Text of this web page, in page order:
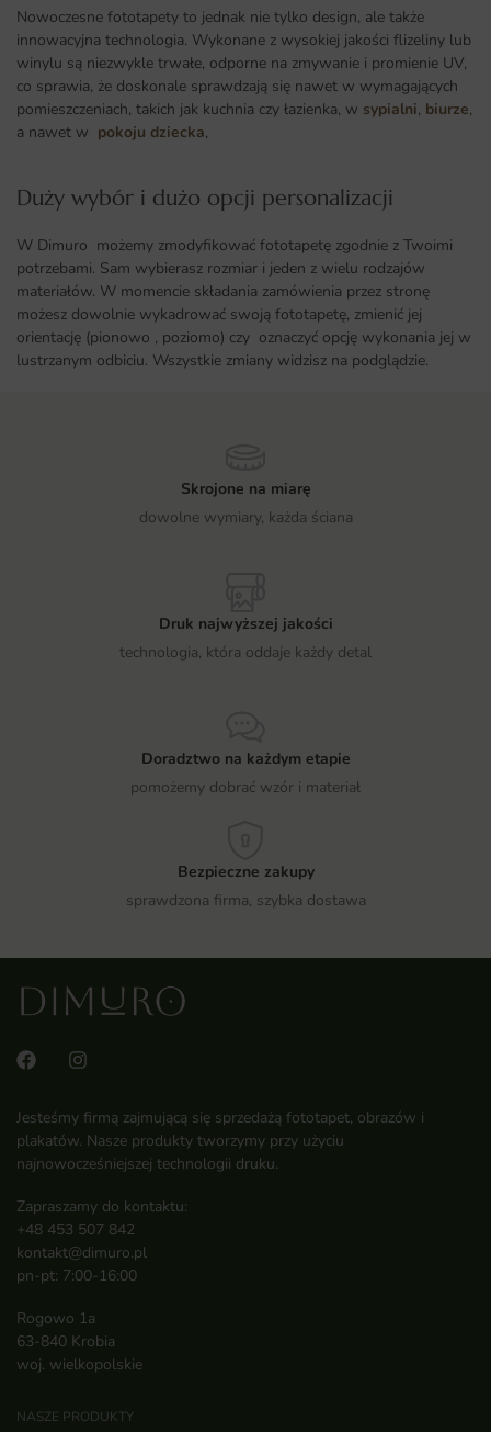
Nowoczesne fototapety to jednak nie tylko design, ale także
innowacyjna technologia. Wykonane z wysokiej jakości flizeliny lub
winylu są niezwykle trwałe, odporne na zmywanie i promienie UV,
co sprawia, że doskonale sprawdzają się nawet w wymagających
pomieszczeniach, takich jak kuchnia czy łazienka, w sypialni, biurze,
a nawet w pokoju dziecka,
Duży wybór i dużo opcji personalizacji ​
W Dimuro możemy zmodyfikować fototapetę zgodnie z Twoimi
potrzebami. Sam wybierasz rozmiar i jeden z wielu rodzajów
materiałów. W momencie składania zamówienia przez stronę
możesz dowolnie wykadrować swoją fototapetę, zmienić jej
orientację (pionowo , poziomo) czy oznaczyć opcję wykonania jej w
lustrzanym odbiciu. Wszystkie zmiany widzisz na podglądzie.
Skrojone na miarę
dowolne wymiary, każda ściana
Druk najwyższej jakości
technologia, która oddaje każdy detal
Doradztwo na każdym etapie
pomożemy dobrać wzór i materiał
Bezpieczne zakupy
sprawdzona firma, szybka dostawa
Jesteśmy firmą zajmującą się sprzedażą fototapet, obrazów i
plakatów. Nasze produkty tworzymy przy użyciu
najnowocześniejszej technologii druku.
Zapraszamy do kontaktu:
+48 453 507 842
kontakt@dimuro.pl
pn-pt: 7:00-16:00
Rogowo 1a
63-840 Krobia
woj. wielkopolskie
NASZE PRODUKTY